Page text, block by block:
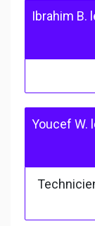
Ibrahim B.
Youcef W.